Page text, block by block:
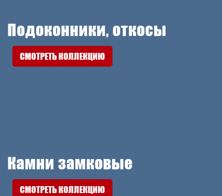
Подоконники, откосы
СМОТРЕТЬ КОЛЛЕКЦИЮ
Камни замковые
СМОТРЕТЬ КОЛЛЕКЦИЮ